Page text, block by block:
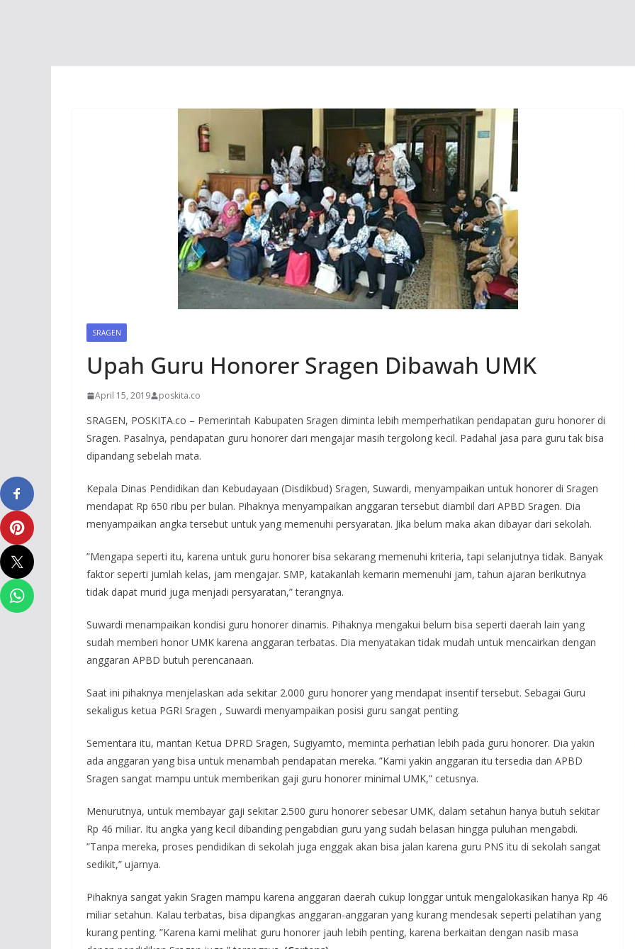
SRAGEN
Upah Guru Honorer Sragen Dibawah UMK
April 15, 2019 poskita.co
SRAGEN, POSKITA.co – Pemerintah Kabupaten Sragen diminta lebih memperhatikan pendapatan guru honorer di
Sragen. Pasalnya, pendapatan guru honorer dari mengajar masih tergolong kecil. Padahal jasa para guru tak bisa
dipandang sebelah mata.
Kepala Dinas Pendidikan dan Kebudayaan (Disdikbud) Sragen, Suwardi, menyampaikan untuk honorer di Sragen
mendapat Rp 650 ribu per bulan. Pihaknya menyampaikan anggaran tersebut diambil dari APBD Sragen. Dia
menyampaikan angka tersebut untuk yang memenuhi persyaratan. Jika belum maka akan dibayar dari sekolah.
”Mengapa seperti itu, karena untuk guru honorer bisa sekarang memenuhi kriteria, tapi selanjutnya tidak. Banyak
faktor seperti jumlah kelas, jam mengajar. SMP, katakanlah kemarin memenuhi jam, tahun ajaran berikutnya
tidak dapat murid juga menjadi persyaratan,” terangnya.
Suwardi menampaikan kondisi guru honorer dinamis. Pihaknya mengakui belum bisa seperti daerah lain yang
sudah memberi honor UMK karena anggaran terbatas. Dia menyatakan tidak mudah untuk mencairkan dengan
anggaran APBD butuh perencanaan.
Saat ini pihaknya menjelaskan ada sekitar 2.000 guru honorer yang mendapat insentif tersebut. Sebagai Guru
sekaligus ketua PGRI Sragen , Suwardi menyampaikan posisi guru sangat penting.
Sementara itu, mantan Ketua DPRD Sragen, Sugiyamto, meminta perhatian lebih pada guru honorer. Dia yakin
ada anggaran yang bisa untuk menambah pendapatan mereka. ”Kami yakin anggaran itu tersedia dan APBD
Sragen sangat mampu untuk memberikan gaji guru honorer minimal UMK,” cetusnya.
Menurutnya, untuk membayar gaji sekitar 2.500 guru honorer sebesar UMK, dalam setahun hanya butuh sekitar
Rp 46 miliar. Itu angka yang kecil dibanding pengabdian guru yang sudah belasan hingga puluhan mengabdi.
”Tanpa mereka, proses pendidikan di sekolah juga enggak akan bisa jalan karena guru PNS itu di sekolah sangat
sedikit,” ujarnya.
Pihaknya sangat yakin Sragen mampu karena anggaran daerah cukup longgar untuk mengalokasikan hanya Rp 46
miliar setahun. Kalau terbatas, bisa dipangkas anggaran-anggaran yang kurang mendesak seperti pelatihan yang
kurang penting. ”Karena kami melihat guru honorer jauh lebih penting, karena berkaitan dengan nasib masa